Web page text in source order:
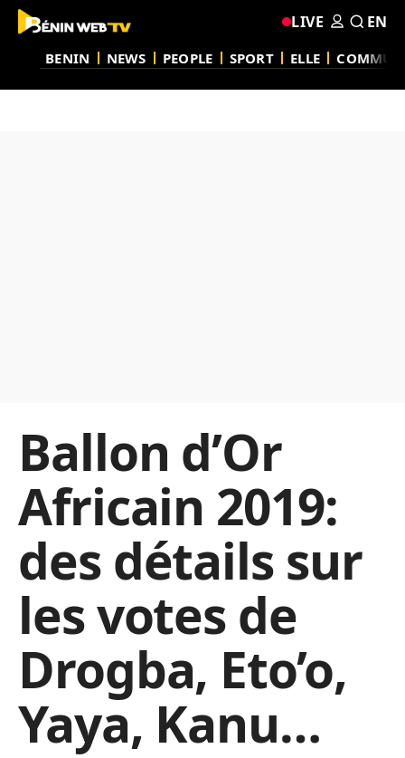
BENIN NEWS PEOPLE SPORT ELLE
LIVE EN
Ballon d’Or
Africain 2019:
des détails sur
les votes de
Drogba, Eto’o,
Yaya, Kanu…